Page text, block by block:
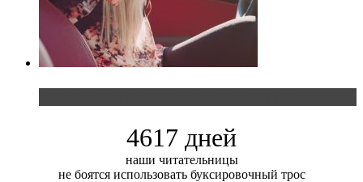
4617 дней
наши читательницы
не боятся использовать буксировочный трос